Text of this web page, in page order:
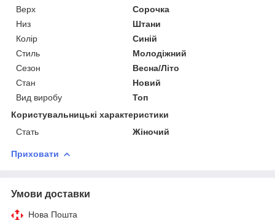
Верх
Сорочка
Низ
Штани
Колір
Синій
Стиль
Молодіжний
Сезон
Весна/Літо
Стан
Новий
Вид виробу
Топ
Користувальницькі характеристики
Стать
Жіночий
Приховати
Умови доставки
Нова Пошта